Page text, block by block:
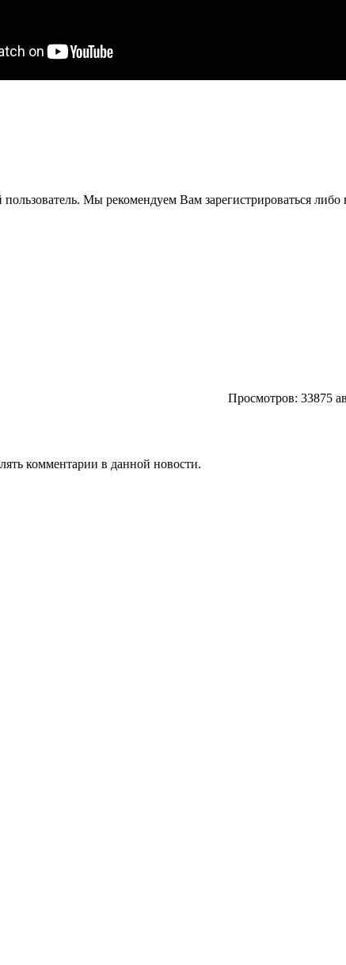
Мы рекомендуем Вам зарегистрироваться
Просмотров: 33875
комментарии в данной новости.